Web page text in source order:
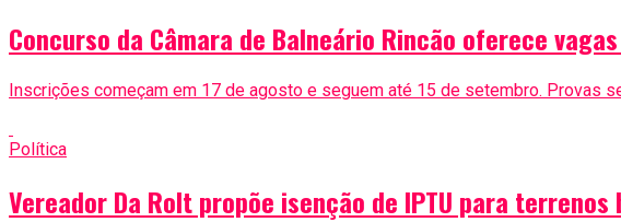
Concurso da Câmara de Balneário Rincão oferece
Inscrições começam em 17 de agosto e seguem até 15 de setembro. Provas
Política
Vereador Da Rolt propõe isenção de IPTU para